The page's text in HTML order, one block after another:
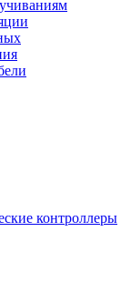
контроллеры